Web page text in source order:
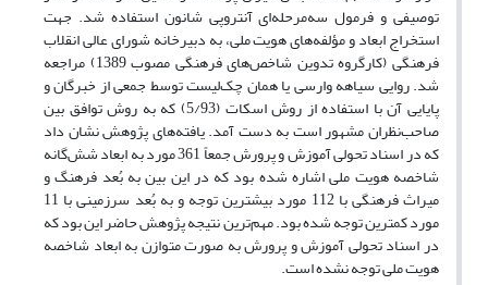
توصیفی و فرمول سه‌مرحله‌ای آنتروپی شانون استفاده شد. جهت
استخراج ابعاد و مؤلفه‌های هویت ملی، به دبیرخانه شورای عالی انقلاب
فرهنگی (کارگروه تدوین شاخص‌های فرهنگی مصوب 1389) مراجعه
شد. روایی سیاهه وارسی یا همان چک‌لیست توسط جمعی از خبرگان و
پایایی آن با استفاده از روش اسکات (5/93) که به روش توافق بین
صاحب‌نظران مشهور است به دست آمد. یافته‌های پژوهش نشان داد
که در اسناد تحولی آموزش و پرورش جمعاً 361 مورد به ابعاد شش‌گانه
شاخصه هویت ملی اشاره شده بود که در این بین به بُعد فرهنگ و
میراث فرهنگی با 112 مورد بیشترین توجه و به بُعد سرزمینی با 11
مورد کمترین توجه شده بود. مهم‌ترین نتیجه پژوهش حاضر این بود که
در اسناد تحولی آموزش و پرورش به صورت متوازن به ابعاد شاخصه
هویت ملی توجه نشده است.